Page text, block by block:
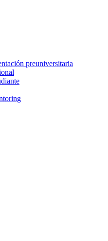
preuniversitaria